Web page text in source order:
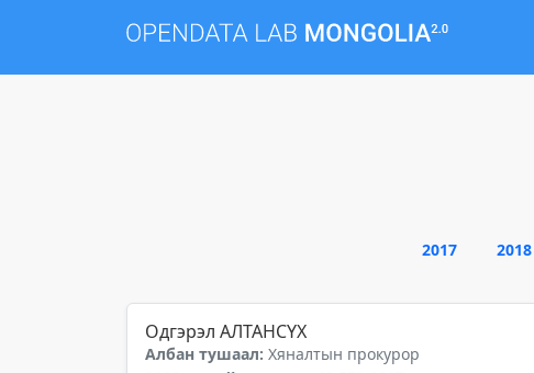
2017 2018
Одгэрэл АЛТАНСҮХ
Албан тушаал: Хяналтын прокурор